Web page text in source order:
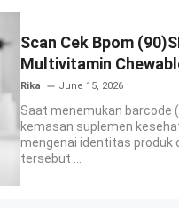
Scan Cek Bpom
Multivitamin
Rika June 15, 2026
Saat menemukan barcode
kemasan suplemen
mengenai identitas produk
tersebut ...